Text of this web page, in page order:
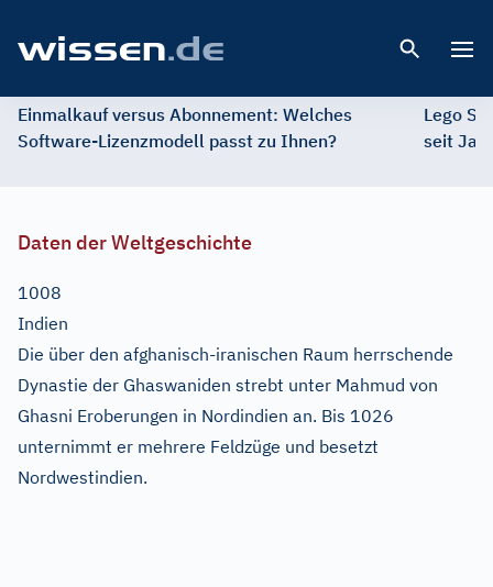
Einmalkauf versus Abonnement: Welches
Software-Lizenzmodell passt zu Ihnen?
Lego
seit
Daten der Weltgeschichte
1008
Indien
Die über den afghanisch-iranischen Raum herrschende
Dynastie der Ghaswaniden strebt unter Mahmud von
Ghasni Eroberungen in Nordindien an. Bis 1026
unternimmt er mehrere Feldzüge und besetzt
Nordwestindien.